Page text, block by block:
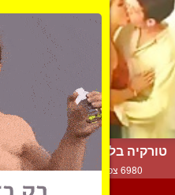
טורקיה בלונדינית בפעולה ...
6980 צפיות | 2 המלצות